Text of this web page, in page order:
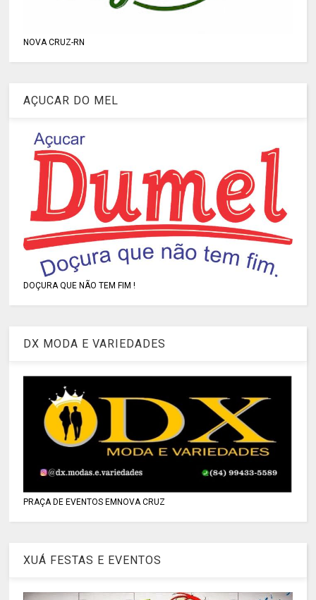
NOVA CRUZ-RN
AÇUCAR DO MEL
DOÇURA QUE NÃO TEM FIM !
DX MODA E VARIEDADES
PRAÇA DE EVENTOS EMNOVA CRUZ
XUÁ FESTAS E EVENTOS